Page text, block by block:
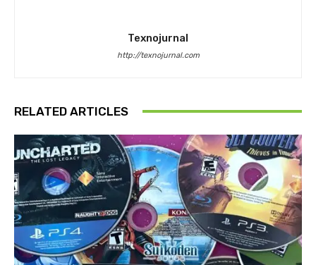
Texnojurnal
http://texnojurnal.com
RELATED ARTICLES